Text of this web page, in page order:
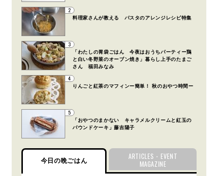
2
料理家さんが教える パスタのアレンジレシピ特集
3
「わたしの胃袋ごはん 今夜はおうちパーティー鶏
と白い冬野菜のオーブン焼き」暮らし上手のたまご
さん 福田みなみ
4
りんごと紅茶のマフィンー簡単！ 秋のおやつ時間ー
5
「おやつのまかない キャラメルクリームと紅玉の
パウンドケーキ」藤吉陽子
今日の晩ごはん
ARTICLES・EVENT
MAGAZINE